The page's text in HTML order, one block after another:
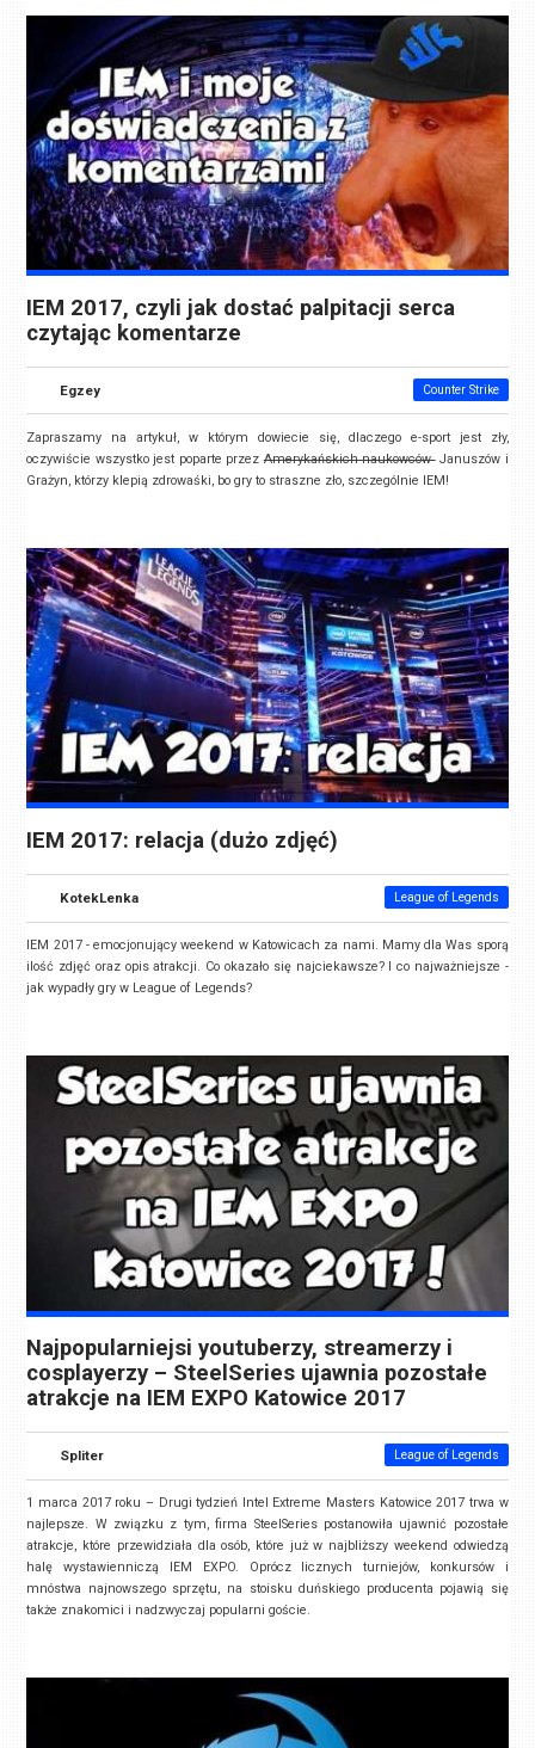
IEM 2017, czyli jak dostać palpitacji serca
czytając komentarze
Egzey Counter Strike
Zapraszamy na artykuł, w którym dowiecie się, dlaczego e-sport jest zły,
oczywiście wszystko jest poparte przezAmerykańskich naukowcówJanuszów i
Grażyn, którzy klepią zdrowaśki, bo gry to straszne zło, szczególnie IEM!
IEM 2017: relacja (dużo zdjęć)
KotekLenka League of Legends
IEM 2017 - emocjonujący weekend w Katowicach za nami. Mamy dla Was sporą
ilość zdjęć oraz opis atrakcji. Co okazało się najciekawsze? I co najważniejsze -
jak wypadły gry w League of Legends?
Najpopularniejsi youtuberzy, streamerzy i
cosplayerzy – SteelSeries ujawnia pozostałe
atrakcje na IEM EXPO Katowice 2017
Spliter League of Legends
1 marca 2017 roku – Drugi tydzień Intel Extreme Masters Katowice 2017 trwa w
najlepsze. W związku z tym, firma SteelSeries postanowiła ujawnić pozostałe
atrakcje, które przewidziała dla osób, które już w najbliższy weekend odwiedzą
halę wystawienniczą IEM EXPO. Oprócz licznych turniejów, konkursów i
mnóstwa najnowszego sprzętu, na stoisku duńskiego producenta pojawią się
także znakomici i nadzwyczaj popularni goście.